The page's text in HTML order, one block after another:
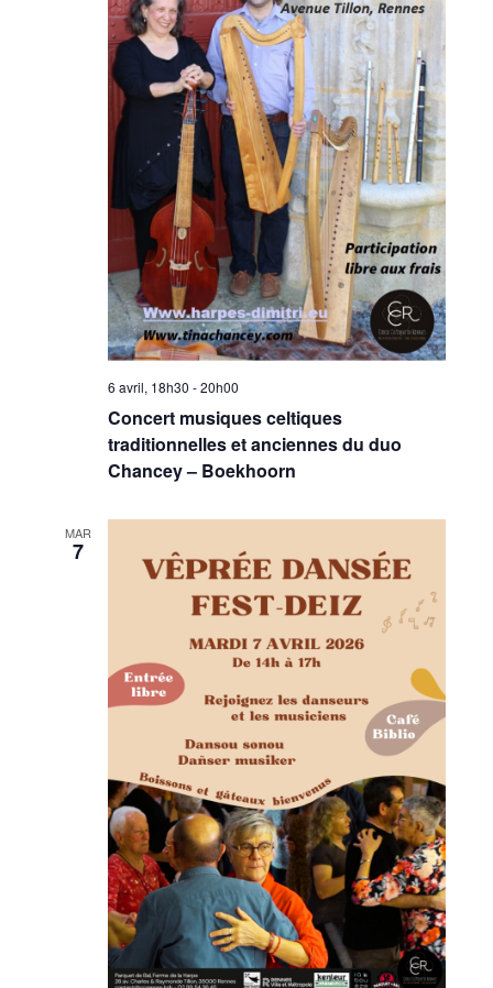
6 avril, 18h30 -20h00
Concert musiques celtiques
traditionnelles et anciennes du duo
Chancey – Boekhoorn
MAR
7